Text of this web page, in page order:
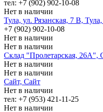
тел: +7 (902) 902-10-08
Нет в наличии
Тула, ул. Рязанская, 7 В,
+7 (902) 902-10-08
Нет в наличии
Нет в наличии
Склад "Пролетарская, 26А",
Нет в наличии
Нет в наличии
Сайт, Сайт
Нет в наличии
тел: +7 (953) 421-11-25
Нет в наличии